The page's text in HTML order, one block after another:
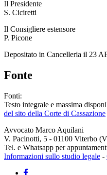
Il Presidente
S. Ciciretti
Il Consigliere estensore
P. Picone
Depositato in Cancelleria il 23
Fonte
Fonti:
Testo integrale e massima
del sito della Corte di Cassazione
Avvocato Marco Aquilani
V. Pacinotti, 5 - 01100 Viterbo
Tel. e Whatsapp per
Informazioni sullo studio legale -
Facebook